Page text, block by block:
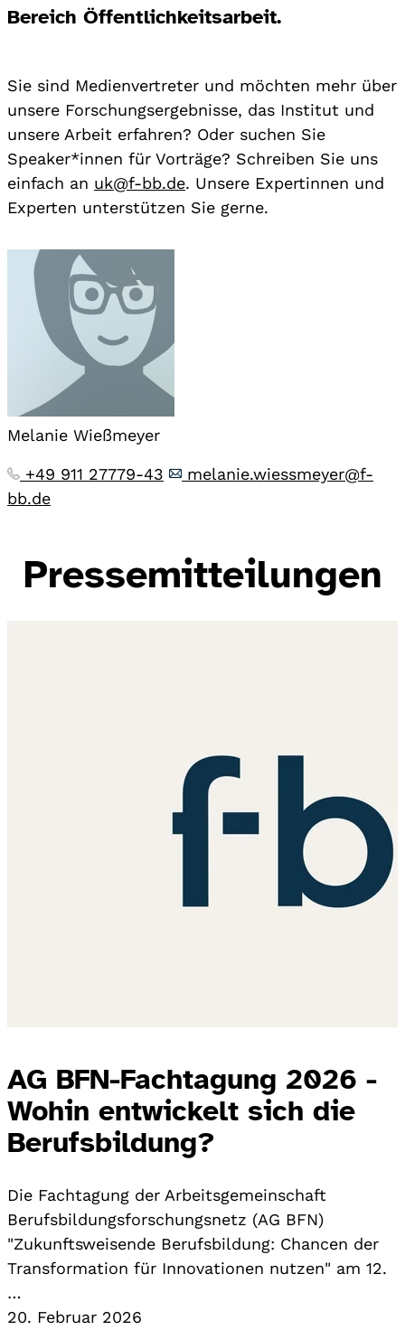
Bereich Öffentlichkeitsarbeit.
Sie sind Medienvertreter und möchten mehr über
unsere Forschungsergebnisse, das Institut und
unsere Arbeit erfahren? Oder suchen Sie
Speaker*innen für Vorträge? Schreiben Sie uns
einfach an uk@f-bb.de. Unsere Expertinnen und
Experten unterstützen Sie gerne.
Melanie Wießmeyer
+49 911 27779-43
melanie.wiessmeyer@f-
bb.de
Pressemitteilungen
AG BFN-Fachtagung 2026 -
Wohin entwickelt sich die
Berufsbildung?
Die Fachtagung der Arbeitsgemeinschaft
Berufsbildungsforschungsnetz (AG BFN)
"Zukunftsweisende Berufsbildung: Chancen der
Transformation für Innovationen nutzen" am 12.
…
20. Februar 2026